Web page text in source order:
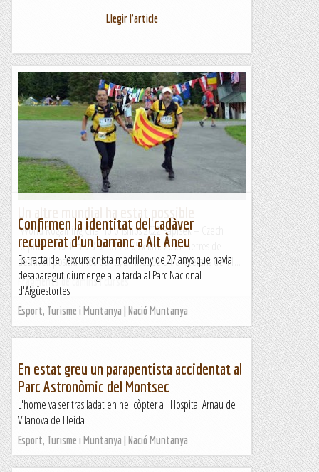
Llegir l'article
World Rogaining Championships 2022 Paprsek – Czech
Republic 71.2 km. 23-52-01 20-05 x km. 2698 metres de
desnivell positiu 1460 punts, 27 fites 9è ultraveterans de 11...
Fragments de camins i curses
Confirmen la identitat del cadàver
recuperat d'un barranc a Alt Àneu
Es tracta de l'excursionista madrileny de 27 anys que havia
desaparegut diumenge a la tarda al Parc Nacional
d'Aigüestortes
Esport, Turisme i Muntanya | Nació Muntanya
En estat greu un parapentista accidentat al
Parc Astronòmic del Montsec
L'home va ser traslladat en helicòpter a l'Hospital Arnau de
Vilanova de Lleida
Esport, Turisme i Muntanya | Nació Muntanya